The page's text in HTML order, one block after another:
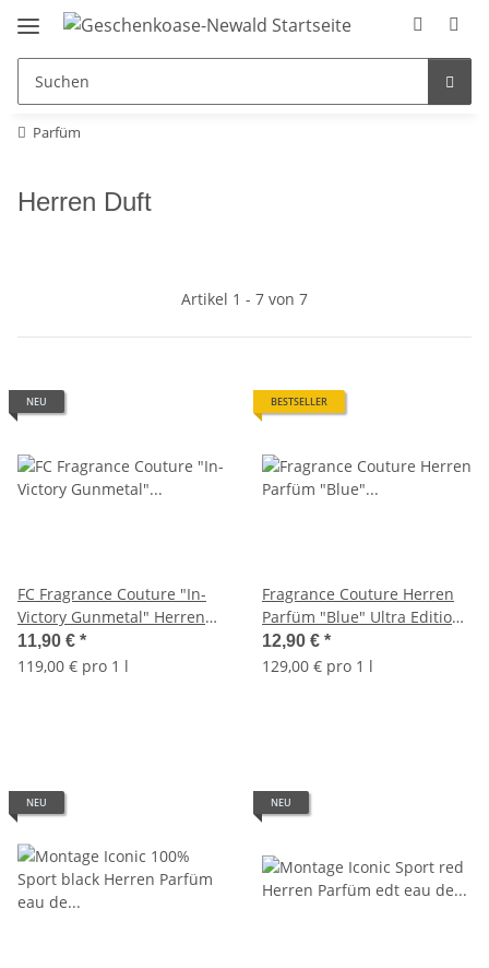
Parfüm
Herren Duft
Artikel 1 - 7 von 7
NEU
FC Fragrance Couture "In-
Victory Gunmetal" Herren
Parfüm eau de Parfum 100
ml
11,90 € *
119,00 € pro 1 l
BESTSELLER
Fragrance Couture Herren
Parfüm "Blue" Ultra Edition
eau de Parfum 100 ml
12,90 € *
129,00 € pro 1 l
NEU NEU